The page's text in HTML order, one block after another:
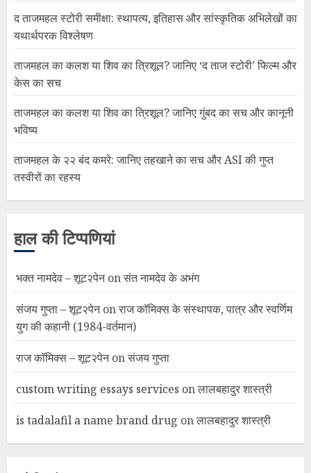
द ताजमहल स्टोरी समीक्षा: स्थापत्य, इतिहास और सांस्कृतिक अभिलेखों का
यथार्थपरक विश्लेषण
ताजमहल का कलश या शिव का त्रिशूल? जानिए ‘द ताज स्टोरी’ फिल्म और
केस का सच
ताजमहल का कलश या शिव का त्रिशूल? जानिए गुंबद का सच और कानूनी
भविष्य
ताजमहल के २२ बंद कमरे: जानिए तहखाने का सच और ASI की गुप्त
तस्वीरों का रहस्य
हाल की टिप्पणियां
भक्त नामदेव – शूट२पेनonसंत नामदेव के अभंग
संजय गुप्ता – शूट२पेनonराज कॉमिक्स के संस्थापक, पात्र और स्वर्णिम
युग की कहानी (1984-वर्तमान)
राज कॉमिक्स – शूट२पेनonसंजय गुप्ता
custom writing essays services onलालबहादुर शास्त्री
is tadalafil a name brand drug onलालबहादुर शास्त्री